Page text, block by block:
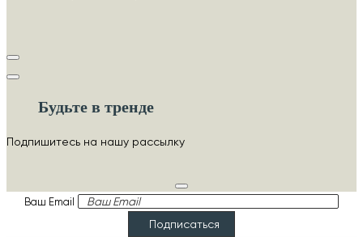
Будьте в тренде
Подпишитесь на нашу рассылку
Ваш Email
Подписаться